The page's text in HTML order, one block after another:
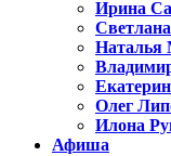
Ирина
Наталья
Олег
Илона
Афиша